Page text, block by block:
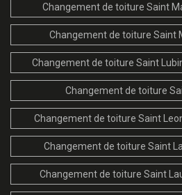
Changement de toiture Saint
Changement de toiture Saint
Changement de toiture Saint
Changement de toiture
Changement de toiture Saint
Changement de toiture Saint
Changement de toiture Saint